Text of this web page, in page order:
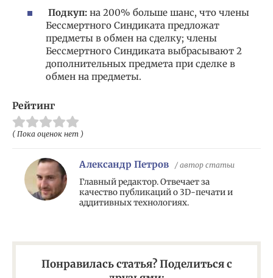
Подкуп: на 200% больше шанс, что члены
Бессмертного Синдиката предложат
предметы в обмен на сделку; члены
Бессмертного Синдиката выбрасывают 2
дополнительных предмета при сделке в
обмен на предметы.
Рейтинг
( Пока оценок нет )
Александр Петров / автор статьи
Главный редактор. Отвечает за
качество публикаций о 3D-печати и
аддитивных технологиях.
Понравилась статья? Поделиться с